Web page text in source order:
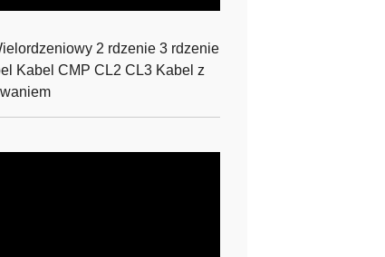
2 rdzenie 3 rdzenie
Kabel CMP CL2 CL3 Kabel z